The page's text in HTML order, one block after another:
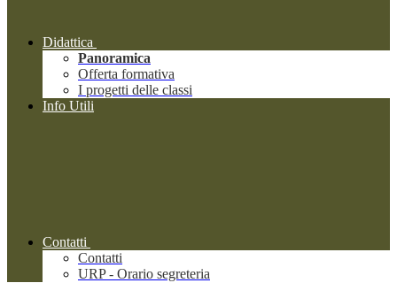
Didattica
Panoramica
Offerta formativa
I progetti delle classi
Info Utili
Contatti
Contatti
URP - Orario segreteria